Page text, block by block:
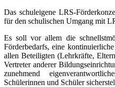
Das schuleigene LRS-
für den schulischen Umgang mit
Es soll vor allem die
Förderbedarfs, eine
allen Beteiligten (Lehrkräfte,
Vertreter anderer
zunehmend
Schülerinnen und Schüler